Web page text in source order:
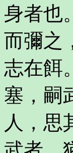
身者也
而彌之
志在餌
塞，嗣
人，思